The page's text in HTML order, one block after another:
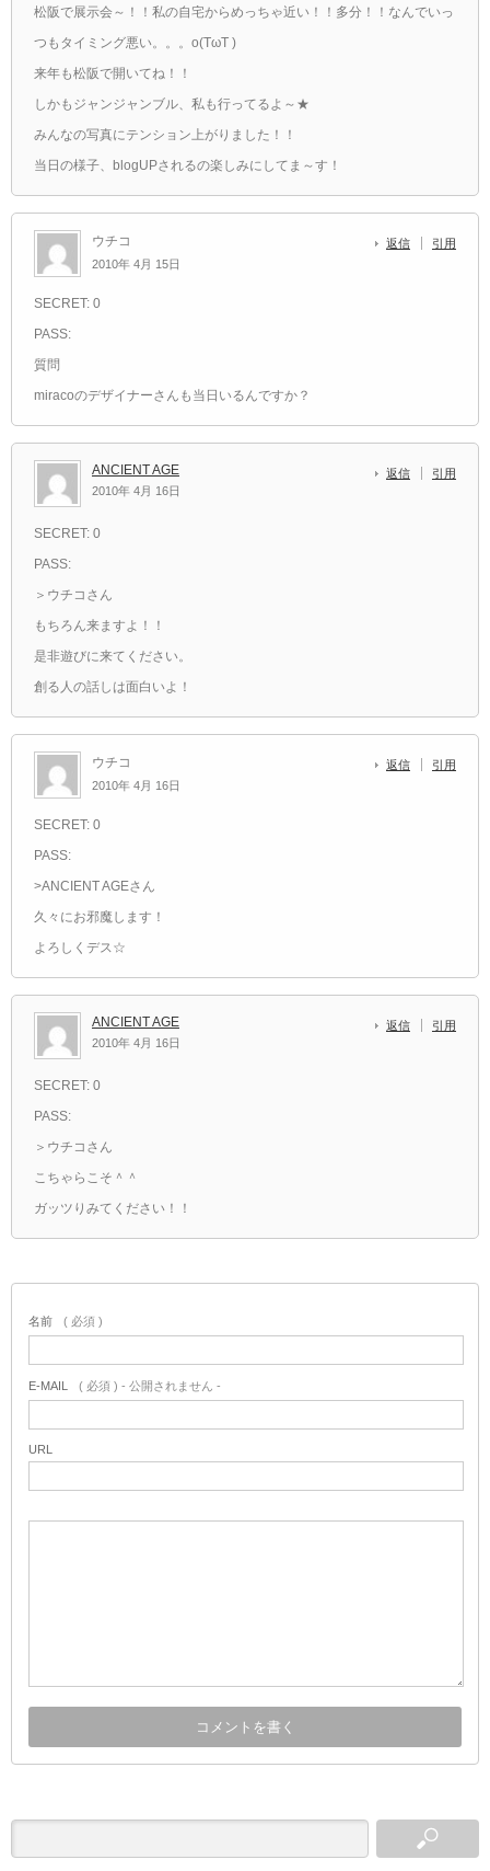
松阪で展示会～！！私の自宅からめっちゃ近い！！多分！！なんでいっ
つもタイミング悪い。。。o(TωT )
来年も松阪で開いてね！！
しかもジャンジャンブル、私も行ってるよ～★
みんなの写真にテンション上がりました！！
当日の様子、blogUPされるの楽しみにしてま～す！
ウチコ
2010年 4月 15日
返信 引用
SECRET: 0
PASS:
質問
miracoのデザイナーさんも当日いるんですか？
ANCIENT AGE
2010年 4月 16日
返信 引用
SECRET: 0
PASS:
＞ウチコさん
もちろん来ますよ！！
是非遊びに来てください。
創る人の話しは面白いよ！
ウチコ
2010年 4月 16日
返信 引用
SECRET: 0
PASS:
>ANCIENT AGEさん
久々にお邪魔します！
よろしくデス☆
ANCIENT AGE
2010年 4月 16日
返信 引用
SECRET: 0
PASS:
＞ウチコさん
こちゃらこそ＾＾
ガッツりみてください！！
名前 ( 必須 )
E-MAIL ( 必須 ) - 公開されません -
URL